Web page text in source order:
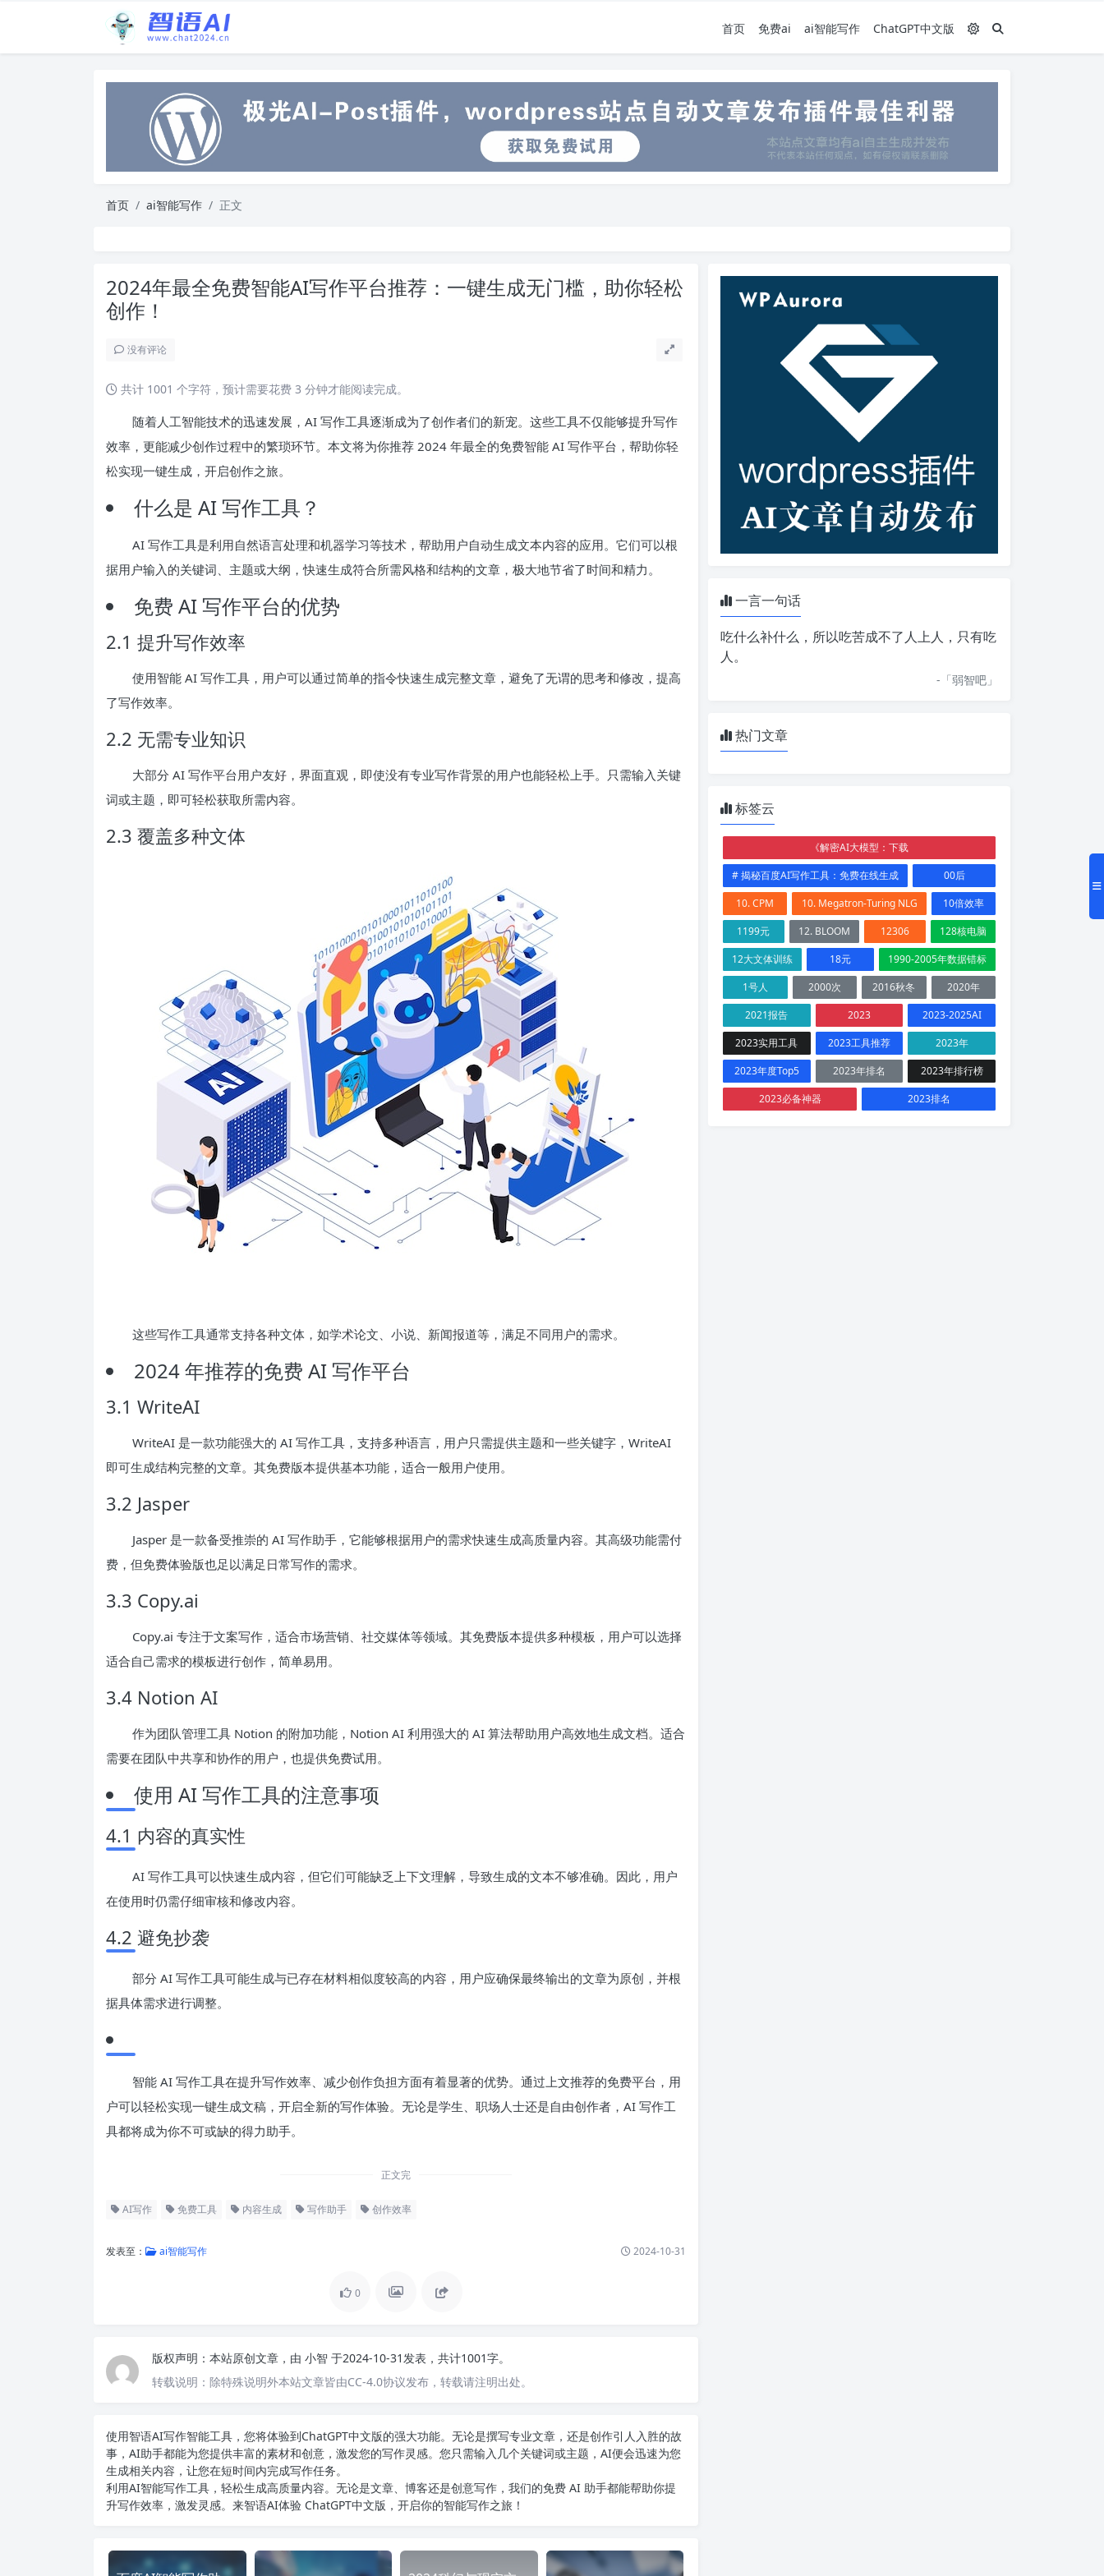
首页 免费ai ai智能写作 ChatGPT中文版
首页 ai智能写作 正文
2024年最全免费智能AI写作平台推荐：一键生成无门槛，助你轻松
创作！
没有评论
共计 1001 个字符，预计需要花费 3 分钟才能阅读完成。
随着人工智能技术的迅速发展，AI 写作工具逐渐成为了创作者们的新宠。这些工具不仅能够提升写作
效率，更能减少创作过程中的繁琐环节。本文将为你推荐 2024 年最全的免费智能 AI 写作平台，帮助你轻
松实现一键生成，开启创作之旅。
什么是 AI 写作工具？
AI 写作工具是利用自然语言处理和机器学习等技术，帮助用户自动生成文本内容的应用。它们可以根
据用户输入的关键词、主题或大纲，快速生成符合所需风格和结构的文章，极大地节省了时间和精力。
免费 AI 写作平台的优势
2.1 提升写作效率
使用智能 AI 写作工具，用户可以通过简单的指令快速生成完整文章，避免了无谓的思考和修改，提高
了写作效率。
2.2 无需专业知识
大部分 AI 写作平台用户友好，界面直观，即使没有专业写作背景的用户也能轻松上手。只需输入关键
词或主题，即可轻松获取所需内容。
2.3 覆盖多种文体
这些写作工具通常支持各种文体，如学术论文、小说、新闻报道等，满足不同用户的需求。
2024 年推荐的免费 AI 写作平台
3.1 WriteAI
WriteAI 是一款功能强大的 AI 写作工具，支持多种语言，用户只需提供主题和一些关键字，WriteAI
即可生成结构完整的文章。其免费版本提供基本功能，适合一般用户使用。
3.2 Jasper
Jasper 是一款备受推崇的 AI 写作助手，它能够根据用户的需求快速生成高质量内容。其高级功能需付
费，但免费体验版也足以满足日常写作的需求。
3.3 Copy.ai
Copy.ai 专注于文案写作，适合市场营销、社交媒体等领域。其免费版本提供多种模板，用户可以选择
适合自己需求的模板进行创作，简单易用。
3.4 Notion AI
作为团队管理工具 Notion 的附加功能，Notion AI 利用强大的 AI 算法帮助用户高效地生成文档。适合
需要在团队中共享和协作的用户，也提供免费试用。
使用 AI 写作工具的注意事项
4.1 内容的真实性
AI 写作工具可以快速生成内容，但它们可能缺乏上下文理解，导致生成的文本不够准确。因此，用户
在使用时仍需仔细审核和修改内容。
4.2 避免抄袭
部分 AI 写作工具可能生成与已存在材料相似度较高的内容，用户应确保最终输出的文章为原创，并根
据具体需求进行调整。
智能 AI 写作工具在提升写作效率、减少创作负担方面有着显著的优势。通过上文推荐的免费平台，用
户可以轻松实现一键生成文稿，开启全新的写作体验。无论是学生、职场人士还是自由创作者，AI 写作工
具都将成为你不可或缺的得力助手。
正文完
AI写作 免费工具 内容生成 写作助手 创作效率
发表至： ai智能写作 2024-10-31
0
版权声明： 本站原创文章，由 小智 于2024-10-31发表，共计1001字。
转载说明： 除特殊说明外本站文章皆由CC-4.0协议发布，转载请注明出处。
使用智语AI写作智能工具，您将体验到ChatGPT中文版的强大功能。无论是撰写专业文章，还是创作引人入胜的故
事，AI助手都能为您提供丰富的素材和创意，激发您的写作灵感。您只需输入几个关键词或主题，AI便会迅速为您
生成相关内容，让您在短时间内完成写作任务。
利用AI智能写作工具，轻松生成高质量内容。无论是文章、博客还是创意写作，我们的免费 AI 助手都能帮助你提
升写作效率，激发灵感。来智语AI体验 ChatGPT中文版 ，开启你的智能写作之旅！
一言一句话
吃什么补什么，所以吃苦成不了人上人，只有吃
人。
-「弱智吧 」
热门文章
标签云
《解密AI大模型：下载
# 揭秘百度AI写作工具：免费在线生成
00后
10. CPM
10. Megatron-Turing NLG
10倍效率
1199元
12. BLOOM 12306
128核电脑
12大文体训练
18元
1990-2005年数据错标
1号人
2000次 2016秋冬
2020年
2021报告
2023
2023-2025AI
2023实用工具
2023工具推荐
2023年
2023年度Top5
2023年排名
2023年排行榜
2023必备神器
2023排名